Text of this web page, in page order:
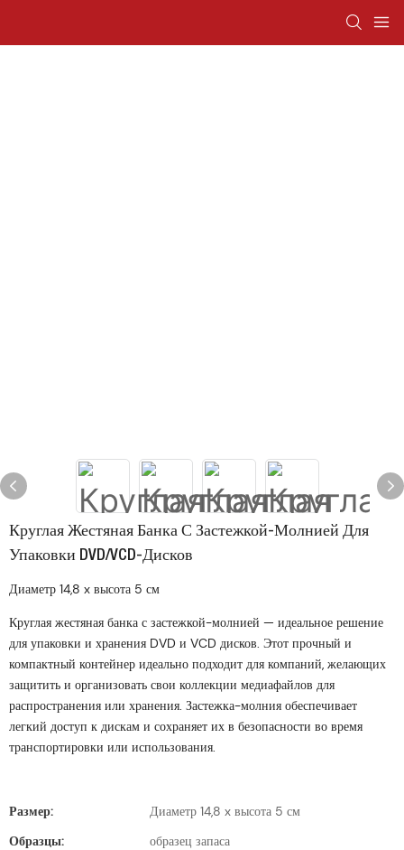
Круглая Жестяная Банка С Застежкой-Молнией Для
Упаковки DVD/VCD-Дисков
Диаметр 14,8 x высота 5 см
Круглая жестяная банка с застежкой-молнией — идеальное решение
для упаковки и хранения DVD и VCD дисков. Этот прочный и
компактный контейнер идеально подходит для компаний, желающих
защитить и организовать свои коллекции медиафайлов для
распространения или хранения. Застежка-молния обеспечивает
легкий доступ к дискам и сохраняет их в безопасности во время
транспортировки или использования.
Размер:
Диаметр 14,8 x высота 5 см
Образцы:
образец запаса